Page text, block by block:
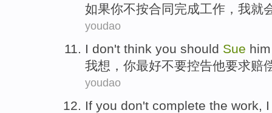
如果你不按合同完成工作 ， 我就
youdao
I don't think you should Sue him
我想 ， 你最好不要控告他要求赔
youdao
If you don't complete the work, I